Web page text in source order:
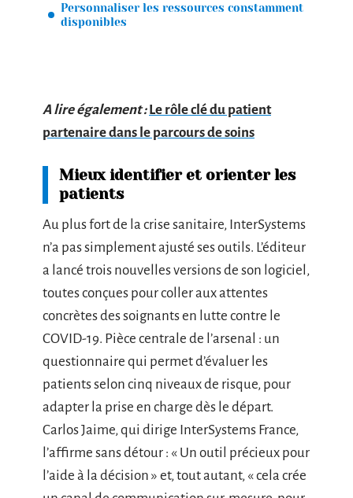
Personnaliser les ressources constamment
disponibles
A lire également : Le rôle clé du patient
partenaire dans le parcours de soins
Mieux identifier et orienter les
patients
Au plus fort de la crise sanitaire, InterSystems
n’a pas simplement ajusté ses outils. L’éditeur
a lancé trois nouvelles versions de son logiciel,
toutes conçues pour coller aux attentes
concrètes des soignants en lutte contre le
COVID-19. Pièce centrale de l’arsenal : un
questionnaire qui permet d’évaluer les
patients selon cinq niveaux de risque, pour
adapter la prise en charge dès le départ.
Carlos Jaime, qui dirige InterSystems France,
l’affirme sans détour : « Un outil précieux pour
l’aide à la décision » et, tout autant, « cela crée